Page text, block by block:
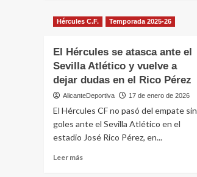
El
Hércules
Cartagena
se
podrá
ver
en
Teledeporte
Hércules C.F. Temporada 2025-26
El Hércules se atasca ante el
Sevilla Atlético y vuelve a
dejar dudas en el Rico Pérez
AlicanteDeportiva 17 de enero de 2026
El Hércules CF no pasó del empate sin
goles ante el Sevilla Atlético en el
estadio José Rico Pérez, en...
Leer más